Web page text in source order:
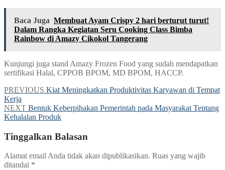
Baca Juga Membuat Ayam Crispy 2 hari berturut turut!
Dalam Rangka Kegiatan Seru Cooking Class Bimba
Rainbow di Amazy Cikokol Tangerang
Kunjungi juga stand Amazy Frozen Food yang sudah mendapatkan
sertifikasi Halal, CPPOB BPOM, MD BPOM, HACCP.
PREVIOUS Kiat Meningkatkan Produktivitas Karyawan di Tempat
Kerja
NEXT Bentuk Keberpihakan Pemerintah pada Masyarakat Tentang
Kehalalan Produk
Tinggalkan Balasan
Alamat email Anda tidak akan dipublikasikan. Ruas yang wajib
ditandai *